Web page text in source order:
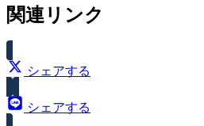
スペック
賞球数（ALL10）
関連リンク
シェアする
シェアする